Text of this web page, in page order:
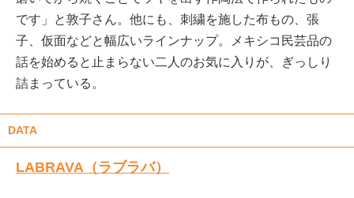
です」と敦子さん。他にも、刺繍を施した布もの、張
子、仮面などと幅広いラインナップ。メキシコ民芸品の
話を始めると止まらない二人のお気に入りが、ぎっしり
詰まっている。
DATA
LABRAVA（ラブラバ）